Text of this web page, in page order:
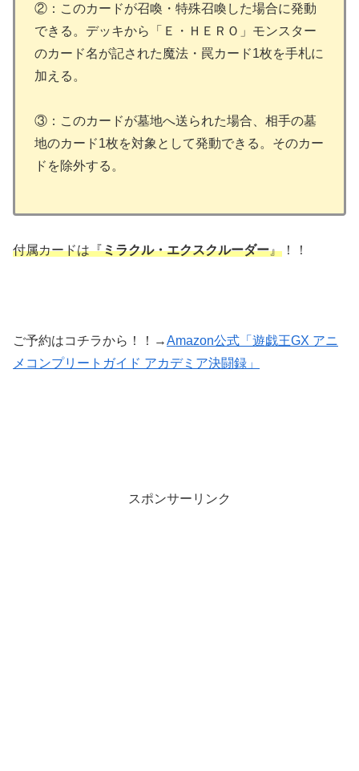
②：このカードが召喚・特殊召喚した場合に発動
できる。デッキから「Ｅ・ＨＥＲＯ」モンスター
のカード名が記された魔法・罠カード1枚を手札に
加える。
③：このカードが墓地へ送られた場合、相手の墓
地のカード1枚を対象として発動できる。そのカー
ドを除外する。
付属カードは『ミラクル・エクスクルーダー』 ！！
ご予約はコチラから！！→Amazon公式「遊戯王GX アニ
メコンプリートガイド アカデミア決闘録」
スポンサーリンク